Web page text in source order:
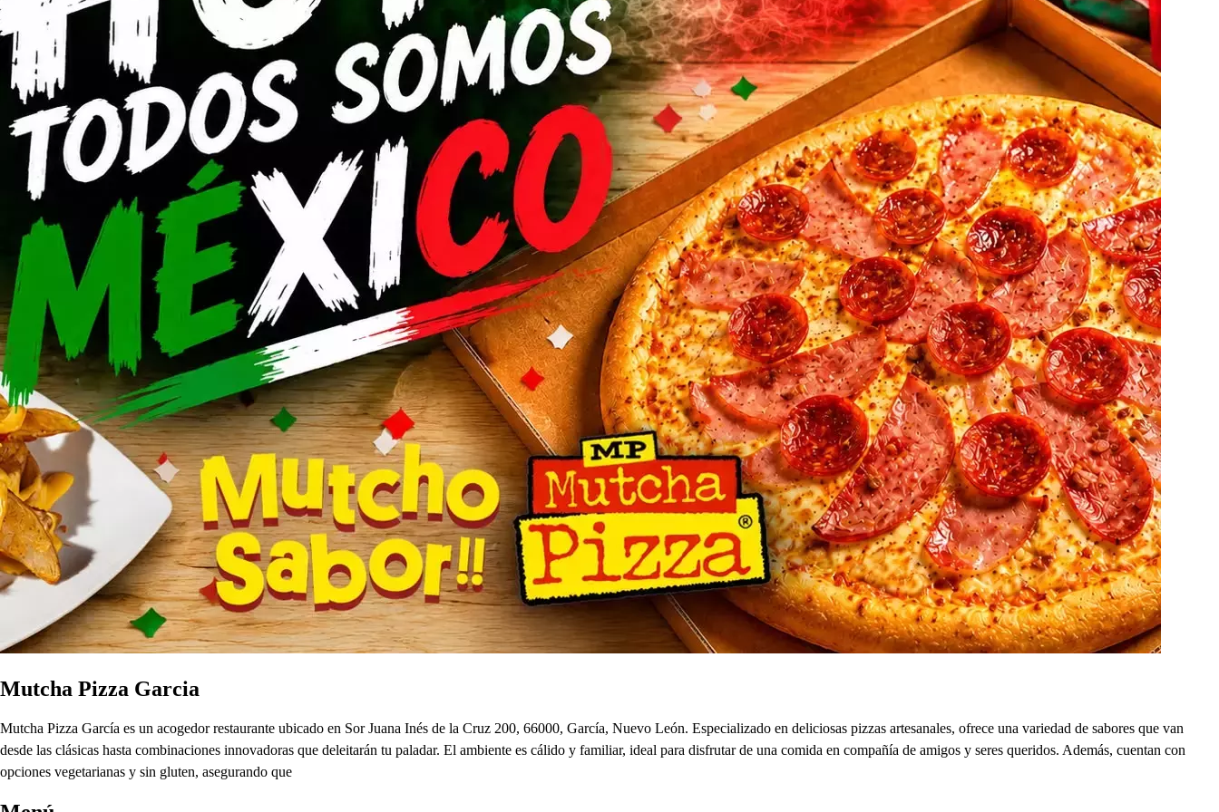
Mutcha Pizza Garcia
Mutcha Pizza García es un acogedor restaurante ubicado en Sor Juana Inés de la Cruz 200, 66000, García, Nuevo León. Especializado en deliciosas pizzas artesanales, ofrece una variedad de sabores que van
desde las clásicas hasta combinaciones innovadoras que deleitarán tu paladar. El ambiente es cálido y familiar, ideal para disfrutar de una comida en compañía de amigos y seres queridos. Además, cuentan con
opciones vegetarianas y sin gluten, asegurando que